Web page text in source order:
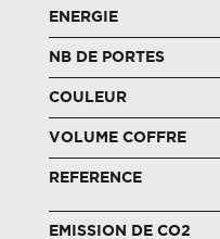
ENERGIE
NB DE PORTES
COULEUR
VOLUME COFFRE
REFERENCE
EMISSION DE CO2